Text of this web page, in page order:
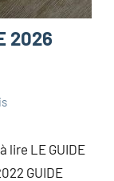
2026
lire LE GUIDE
GUIDE